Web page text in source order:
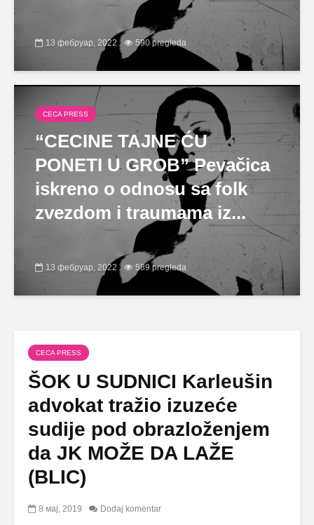
13 фебруар, 2022 590 pregleda
CECA PRESS
“CECINE TAJNE ĆU
PONETI U GROB” Pevačica
iskreno o odnosu sa folk
zvezdom i traumama iz...
13 фебруар, 2022 589 pregleda
CECA PRESS
ŠOK U SUDNICI Karleušin
advokat tražio izuzeće
sudije pod obrazloženjem
da JK MOŽE DA LAŽE
(BLIC)
8 мај, 2019 Dodaj komentar